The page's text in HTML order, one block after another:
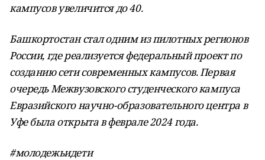
кампусов увеличится до 40.
Башкортостан стал одним из пилотных регионов
России, где реализуется федеральный проект по
созданию сети современных кампусов. Первая
очередь Межвузовского студенческого кампуса
Евразийского научно-образовательного центра в
Уфе была открыта в феврале 2024 года.
#молодежьидети